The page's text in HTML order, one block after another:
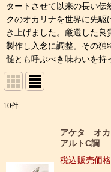
タートさせて以来の長い
クのオカリナを世界に先駆
き上げました。厳選した
製作し入念に調整。その独
髄とも呼ぶべき味わいを持
10件
アケタ オ
アルトC調
税込